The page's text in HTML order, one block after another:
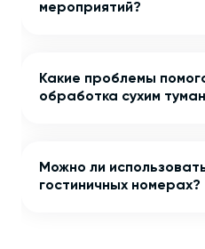
мероприятий?
Какие проблемы
обработка сухим
Можно ли
гостиничных номерах?